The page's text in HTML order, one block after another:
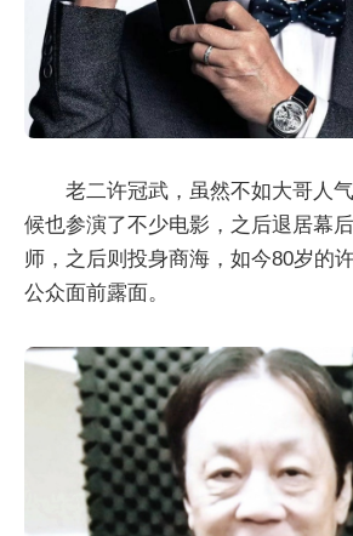
老二许冠武，虽然不如大哥人
候也参演了不少电影，之后退居幕
师，之后则投身商海，如今80岁的
公众面前露面。